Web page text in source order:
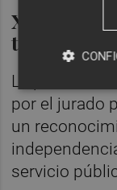
Xelo
trayectoria
La periodista
por el jurado
un
servicio